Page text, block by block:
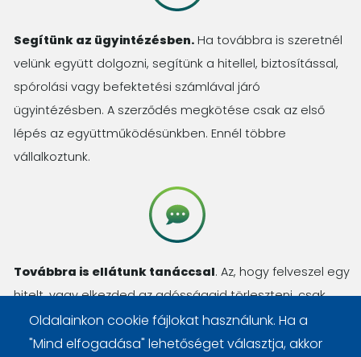
Segítünk az ügyintézésben. Ha továbbra is szeretnél
velünk együtt dolgozni, segítünk a hitellel, biztosítással,
spórolási vagy befektetési számlával járó
ügyintézésben. A szerződés megkötése csak az első
lépés az együttműködésünkben. Ennél többre
vállalkoztunk.
Továbbra is ellátunk tanáccsal. Az, hogy felveszel egy
hitelt, vagy elkezded az adósságaid törleszteni, csak
kezdőlépés. Számos kérdésed lesz még, amit
megválaszolunk, haladásod pedig nyomon követjük.
Oldalainkon cookie fájlokat használunk. Ha a
"Mind elfogadása" lehetőséget választja, akkor